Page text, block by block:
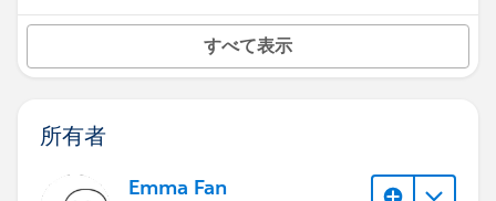
すべて表示
所有者
Emma Fan